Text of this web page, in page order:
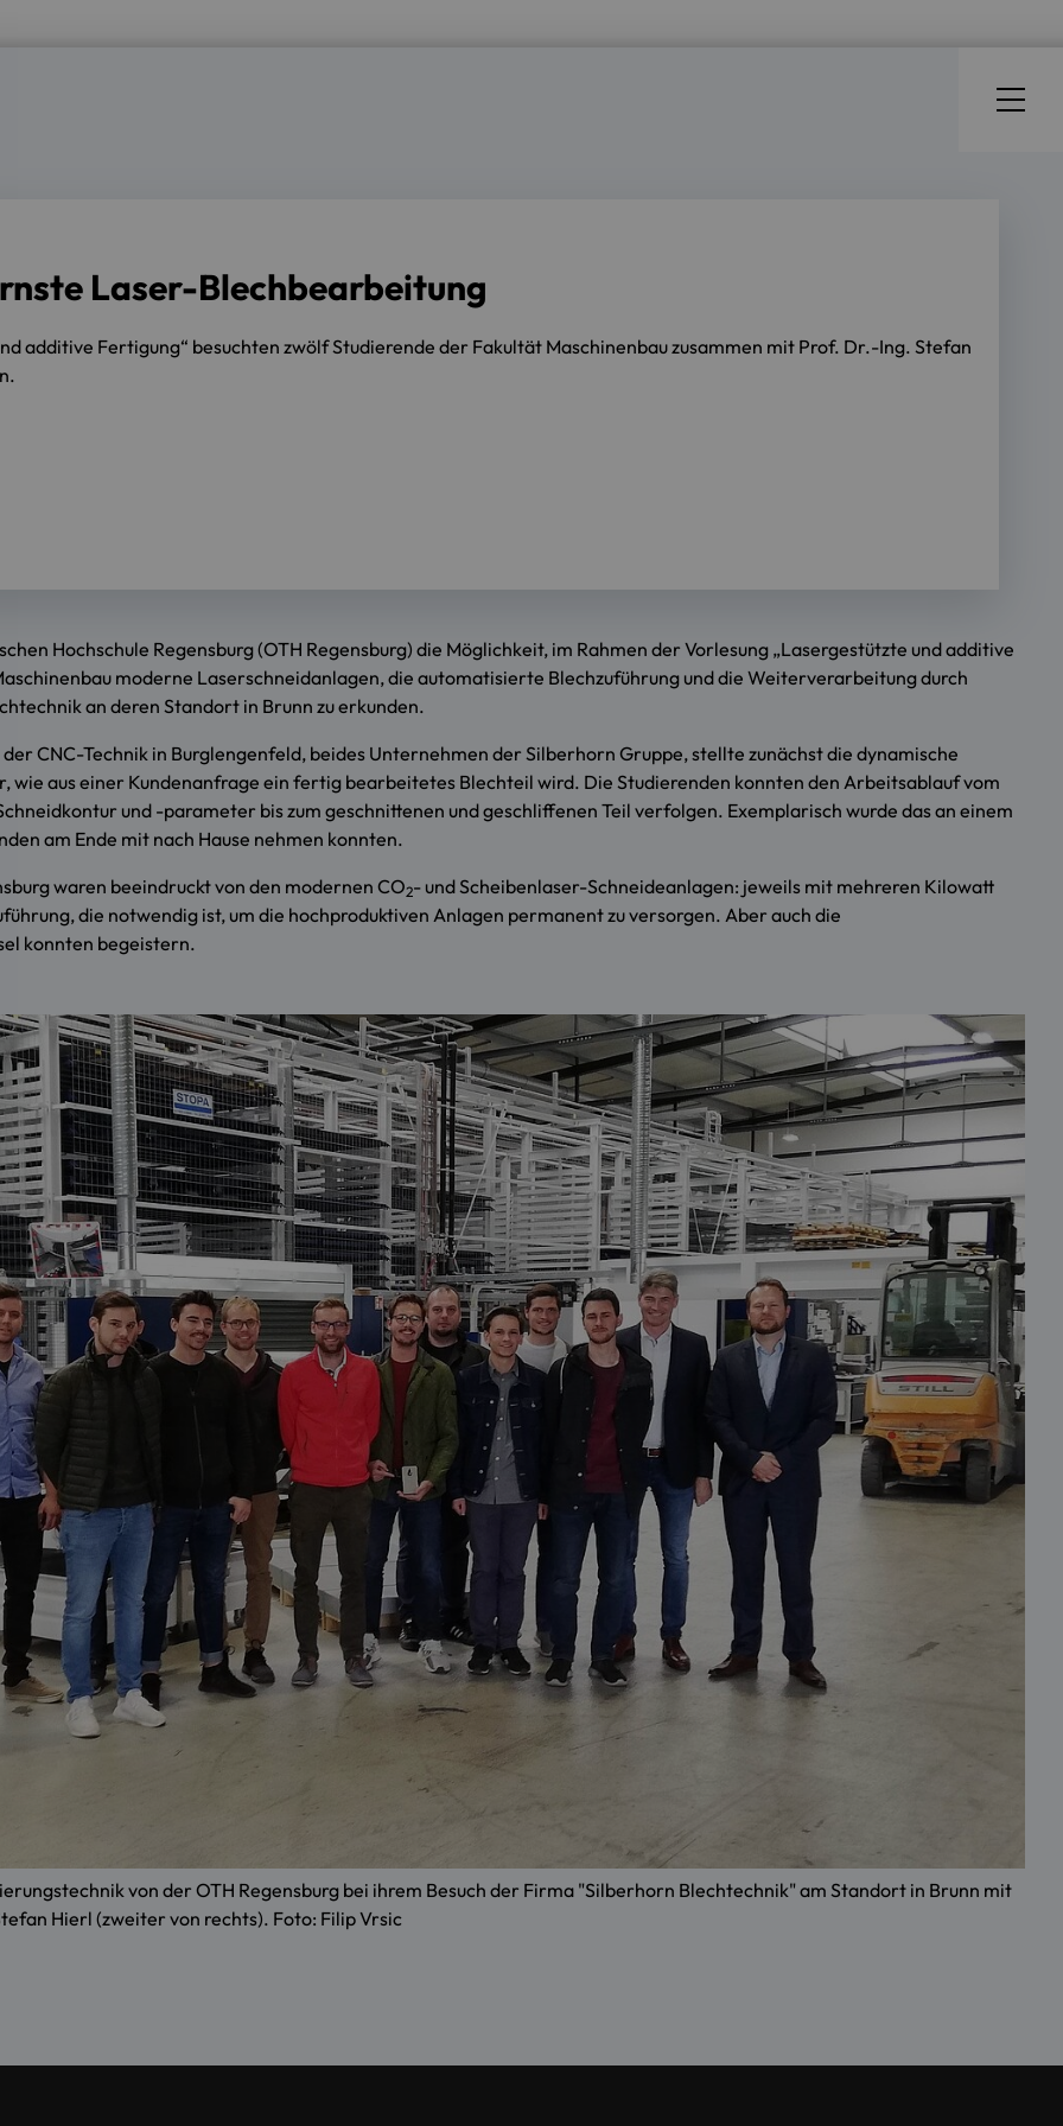
Laser-Blechbearbeitung
additive Fertigung“ besuchten zwölf Studierende der Fakultät Maschinenbau zusammen mit Prof. Dr.-Ing. Stefan
Hochschule Regensburg (OTH Regensburg) die Möglichkeit, im Rahmen der Vorlesung „Lasergestützte und additive
moderne Laserschneidanlagen, die automatisierte Blechzuführung und die Weiterverarbeitung durch
an deren Standort in Brunn zu erkunden.
CNC-Technik in Burglengenfeld, beides Unternehmen der Silberhorn Gruppe, stellte zunächst die dynamische
wie aus einer Kundenanfrage ein fertig bearbeitetes Blechteil wird. Die Studierenden konnten den Arbeitsablauf vom
und -parameter bis zum geschnittenen und geschliffenen Teil verfolgen. Exemplarisch wurde das an einem
am Ende mit nach Hause nehmen konnten.
waren beeindruckt von den modernen CO2- und Scheibenlaser-Schneideanlagen: jeweils mit mehreren Kilowatt
die notwendig ist, um die hochproduktiven Anlagen permanent zu versorgen. Aber auch die
konnten begeistern.
von der OTH Regensburg bei ihrem Besuch der Firma "Silberhorn Blechtechnik" am Standort in Brunn mit
Hierl (zweiter von rechts). Foto: Filip Vrsic